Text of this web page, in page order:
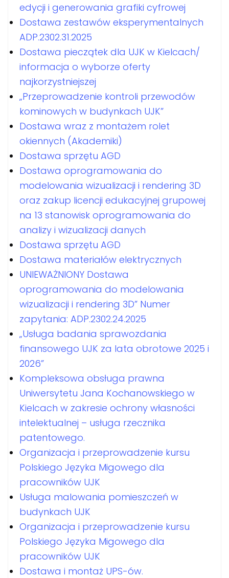
edycji i generowania grafiki cyfrowej
Dostawa zestawów eksperymentalnych
ADP.2302.31.2025
Dostawa pieczątek dla UJK w Kielcach/
informacja o wyborze oferty
najkorzystniejszej
„Przeprowadzenie kontroli przewodów
kominowych w budynkach UJK”
Dostawa wraz z montażem rolet
okiennych (Akademiki)
Dostawa sprzętu AGD
Dostawa oprogramowania do
modelowania wizualizacji i rendering 3D
oraz zakup licencji edukacyjnej grupowej
na 13 stanowisk oprogramowania do
analizy i wizualizacji danych
Dostawa sprzętu AGD
Dostawa materiałów elektrycznych
UNIEWAŻNIONY Dostawa
oprogramowania do modelowania
wizualizacji i rendering 3D” Numer
zapytania: ADP.2302.24.2025
„Usługa badania sprawozdania
finansowego UJK za lata obrotowe 2025 i
2026”
Kompleksowa obsługa prawna
Uniwersytetu Jana Kochanowskiego w
Kielcach w zakresie ochrony własności
intelektualnej – usługa rzecznika
patentowego.
Organizacja i przeprowadzenie kursu
Polskiego Języka Migowego dla
pracowników UJK
Usługa malowania pomieszczeń w
budynkach UJK
Organizacja i przeprowadzenie kursu
Polskiego Języka Migowego dla
pracowników UJK
Dostawa i montaż UPS-ów.